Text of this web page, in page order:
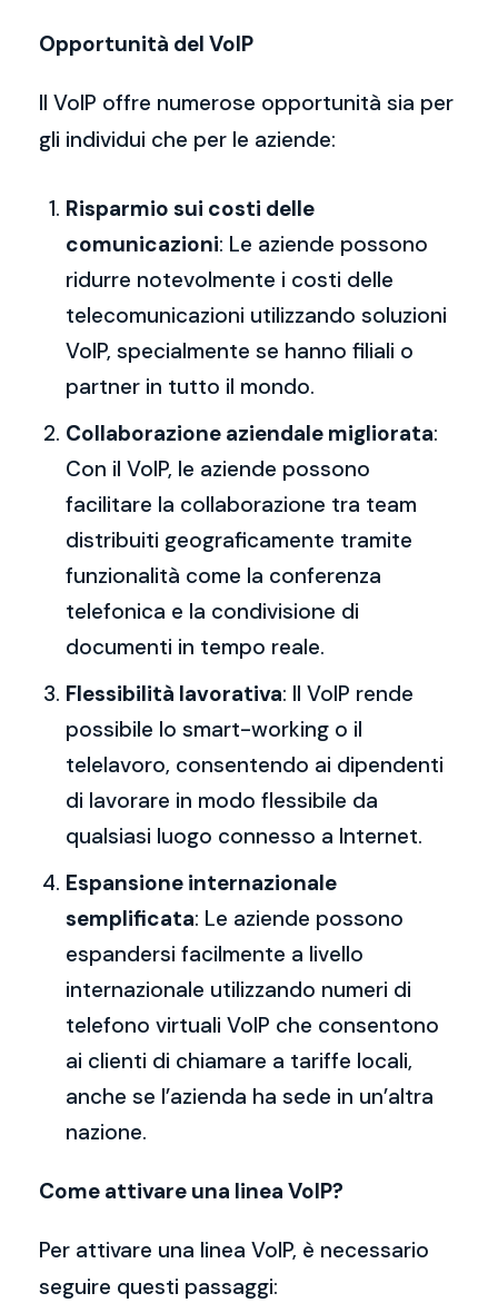
Opportunità del VoIP
Il VoIP offre numerose opportunità sia per
gli individui che per le aziende:
Risparmio sui costi delle
comunicazioni: Le aziende possono
ridurre notevolmente i costi delle
telecomunicazioni utilizzando soluzioni
VoIP, specialmente se hanno filiali o
partner in tutto il mondo.
Collaborazione aziendale migliorata:
Con il VoIP, le aziende possono
facilitare la collaborazione tra team
distribuiti geograficamente tramite
funzionalità come la conferenza
telefonica e la condivisione di
documenti in tempo reale.
Flessibilità lavorativa: Il VoIP rende
possibile lo smart-working o il
telelavoro, consentendo ai dipendenti
di lavorare in modo flessibile da
qualsiasi luogo connesso a Internet.
Espansione internazionale
semplificata: Le aziende possono
espandersi facilmente a livello
internazionale utilizzando numeri di
telefono virtuali VoIP che consentono
ai clienti di chiamare a tariffe locali,
anche se l’azienda ha sede in un’altra
nazione.
Come attivare una linea VoIP?
Per attivare una linea VoIP, è necessario
seguire questi passaggi: